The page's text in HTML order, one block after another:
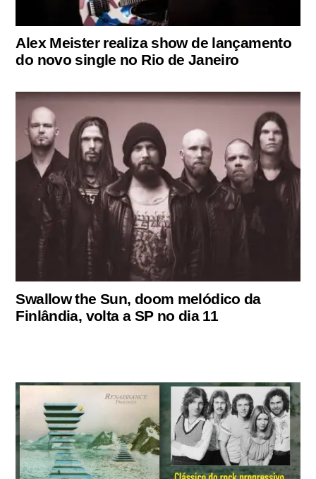
Alex Meister realiza show de lançamento
do novo single no Rio de Janeiro
Swallow the Sun, doom melódico da
Finlândia, volta a SP no dia 11